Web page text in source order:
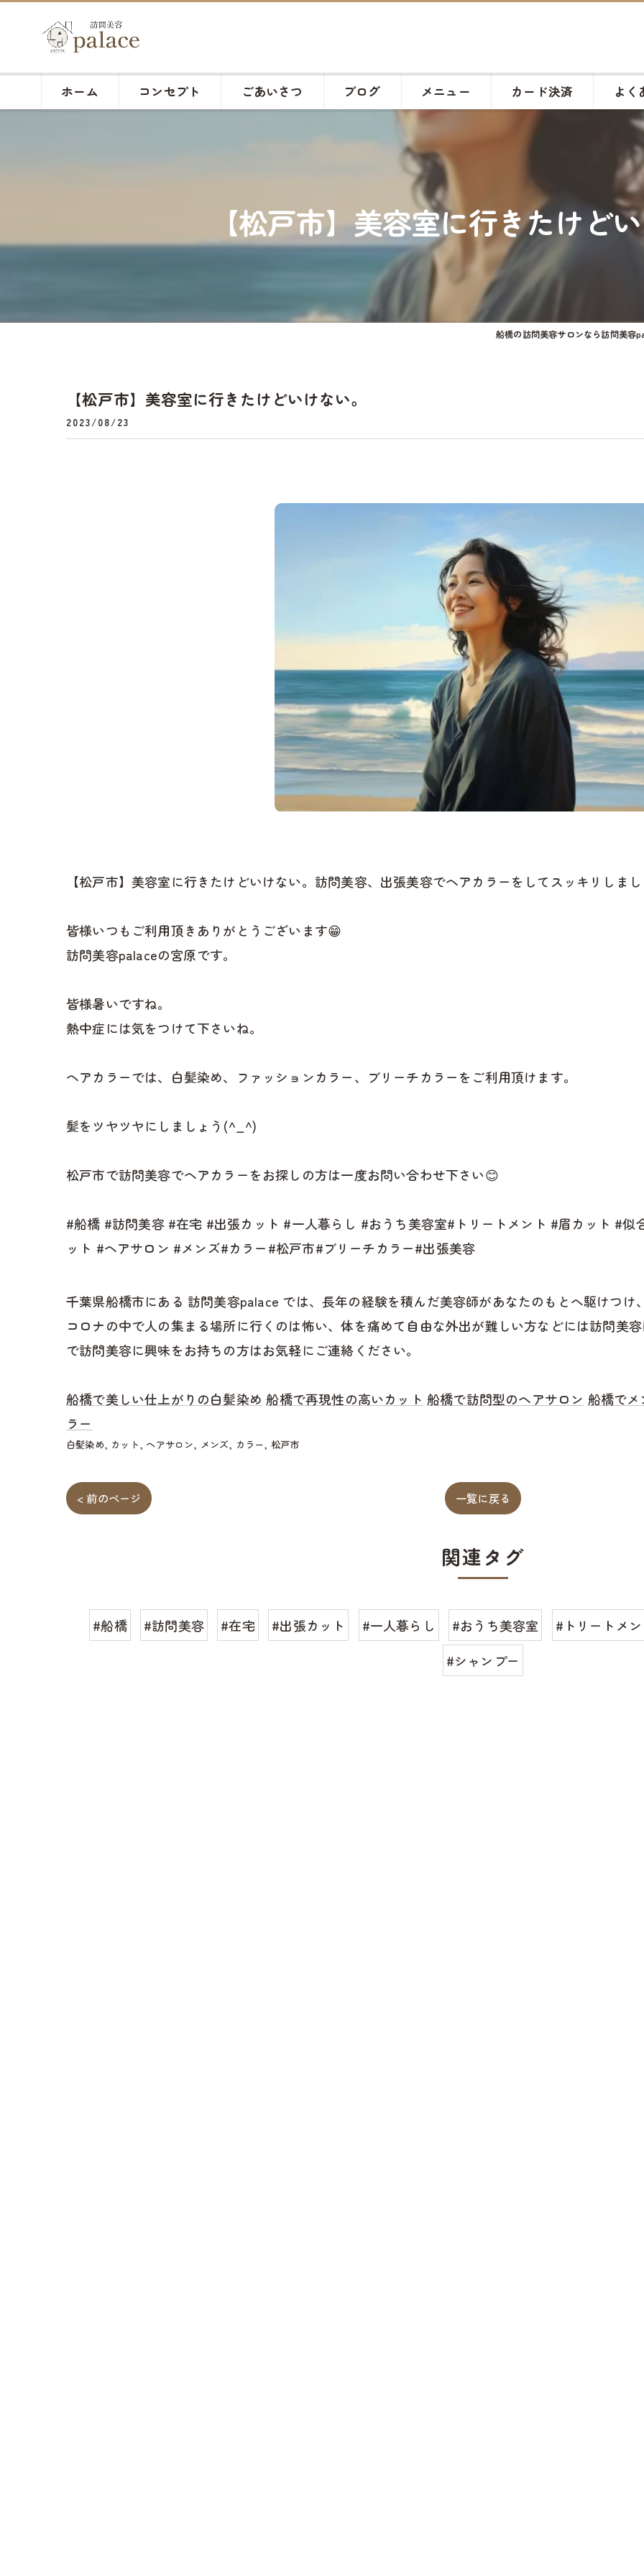
ホーム コンセプト ごあいさつ ブログ メニュー カード決済 よく
【松戸市】美容室に行きたけど
船橋の訪問美容サロンなら訪問美容
【松戸市】美容室に行きたけどいけない。
2023/08/23
【松戸市】美容室に行きたけどいけない。訪問美容、出張美容でヘアカラーをしてスッキリしま
皆様いつもご利用頂きありがとうございます😁
訪問美容palaceの宮原です。
皆様暑いですね。
熱中症には気をつけて下さいね。
ヘアカラーでは、白髪染め、ファッションカラー、ブリーチカラーをご利用頂けます。
髪をツヤツヤにしましょう(^_^)
松戸市で訪問美容でヘアカラーをお探しの方は一度お問い合わせ下さい😊
#船橋 #訪問美容 #在宅 #出張カット #一人暮らし #おうち美容室#トリートメント #眉カット #
ット #ヘアサロン #メンズ#カラー#松戸市#ブリーチカラー#出張美容
千葉県船橋市にある 訪問美容palace では、長年の経験を積んだ美容師があなたのもとへ駆けつ
コロナの中で人の集まる場所に行くのは怖い、体を痛めて自由な外出が難しい方などには訪問美
で訪問美容に興味をお持ちの方はお気軽にご連絡ください。
船橋で美しい仕上がりの白髪染め 船橋で再現性の高いカット 船橋で訪問型のヘアサロン 船橋で
ラー
白髪染め カット ヘアサロン メンズ カラー 松戸市
< 前のページ 一覧に戻る
関連タグ
#船橋 #訪問美容 #在宅 #出張カット #一人暮らし #おうち美容室
#トリートメ
#シャンプー